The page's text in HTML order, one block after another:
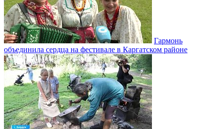
Гармонь
объединила сердца на фестивале в Каргатском районе